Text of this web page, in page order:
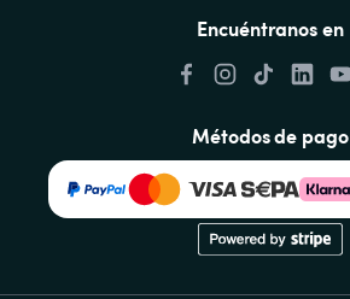
Encuéntranos en
Métodos de pago